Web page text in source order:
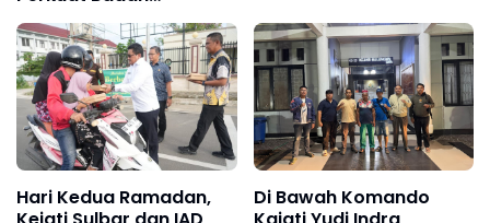
Pemulihan Aset
Hari Kedua Ramadan,
Di Bawah Komando